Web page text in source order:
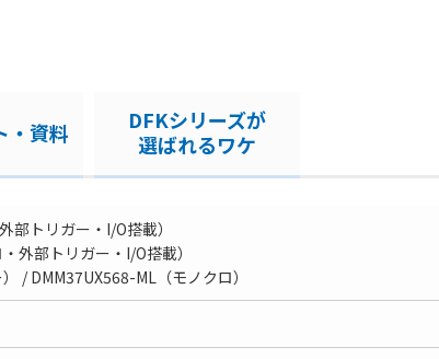
・資料
DFKシリーズが
選ばれるワケ
部トリガー・I/O搭載）
リガー・I/O搭載）
/ DMM37UX568-ML（モノクロ）